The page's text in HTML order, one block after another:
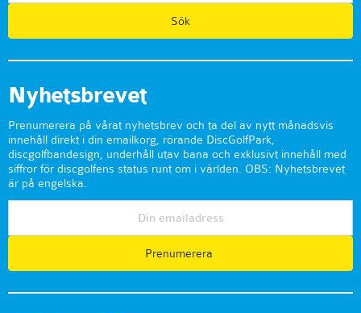
Nyhetsbrevet
Prenumerera på vårat nyhetsbrev och ta del av nytt månadsvis
innehåll direkt i din emailkorg, rörande DiscGolfPark,
discgolfbandesign, underhåll utav bana och exklusivt innehåll med
siffror för discgolfens status runt om i världen. OBS: Nyhetsbrevet
är på engelska.
Prenumerera